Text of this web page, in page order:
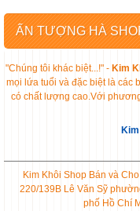
ẤN TƯỢNG HÀ
"Chúng tôi khác biệt...!" - Kim
mọi lứa tuổi và đặc biệt là các
có chất lượng cao.Với
Kim Khôi Shop Bán và
220/139B Lê Văn Sỹ
phố Hồ Chí